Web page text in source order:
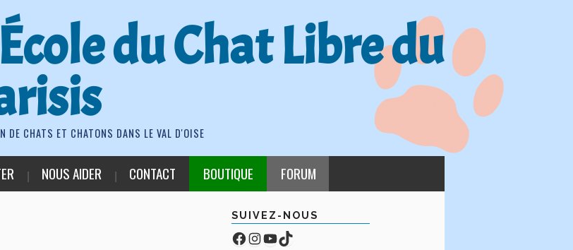
du Chat Libre du
CHATS ET CHATONS DANS LE VAL D'OISE
NOUS AIDER CONTACT BOUTIQUE FORUM
SUIVEZ-NOUS
Facebook
Compte Instagram
YouTube
TikTok